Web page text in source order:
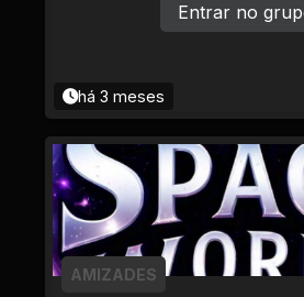
há 3 meses
Entrar no
AMIZADES